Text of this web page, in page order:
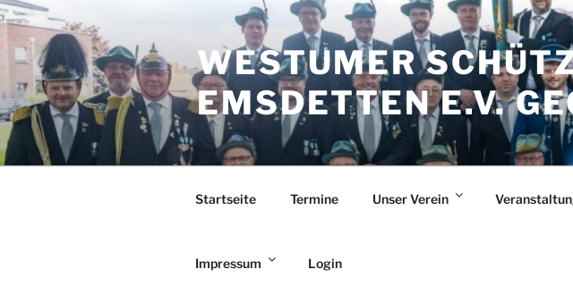
Zum
Inhalt
springen
WESTUMER
EMSDETTEN E.V.
Startseite Termine Unser Verein
Impressum Login